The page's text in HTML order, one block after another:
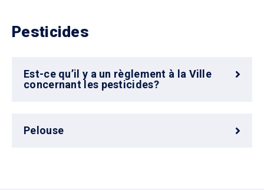
Pesticides
Est-ce qu’il y a un règlement à la Ville
concernant les pesticides?
Pelouse